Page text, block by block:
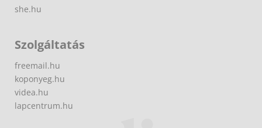
she.hu
Szolgáltatás
freemail.hu
koponyeg.hu
videa.hu
lapcentrum.hu